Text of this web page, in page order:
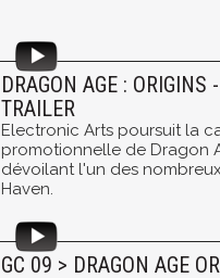
DRAGON AGE : ORIGINS
TRAILER
Electronic Arts poursuit la
promotionnelle de Dragon
dévoilant l'un des
Haven.
GC 09 > DRAGON AGE